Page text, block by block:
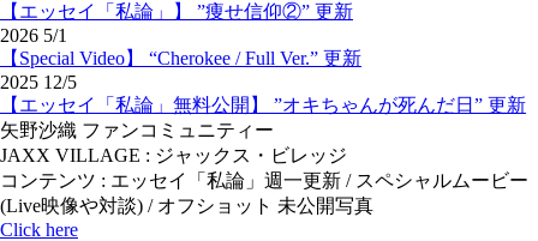
ゲ
ー
シ
ョ
ン
【エッセイ「私論」】 ”痩せ信仰②” 更新
2026 5/1
【Special Video】 “Cherokee / Full Ver.” 更新
2025 12/5
【エッセイ「私論」無料公開】 ”オキちゃんが死んだ日” 更新
矢野沙織 ファンコミュニティー
JAXX VILLAGE : ジャックス・ビレッジ
コンテンツ : エッセイ「私論」週一更新 / スペシャルムービー
(Live映像や対談) / オフショット 未公開写真
Click here